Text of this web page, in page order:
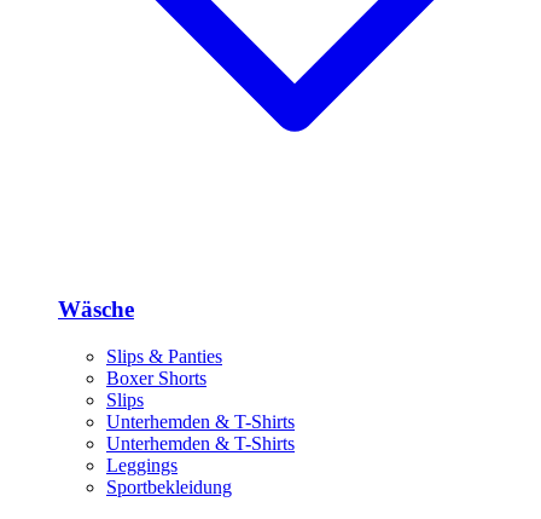
Wäsche
Slips & Panties
Boxer Shorts
Slips
Unterhemden & T-Shirts
Unterhemden & T-Shirts
Leggings
Sportbekleidung